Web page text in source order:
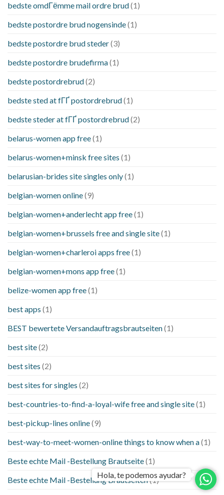
bedste omdГёmme mail ordre brud(1)
bedste postordre brud nogensinde(1)
bedste postordre brud steder(3)
bedste postordre brudefirma(1)
bedste postordrebrud(2)
bedste sted at fГҐ postordrebrud(1)
bedste steder at fГҐ postordrebrud(2)
belarus-women app free(1)
belarus-women+minsk free sites (1)
belarusian-brides site singles only(1)
belgian-women online(9)
belgian-women+anderlecht app free(1)
belgian-women+brussels free and single site(1)
belgian-women+charleroi apps free(1)
belgian-women+mons app free(1)
belize-women app free(1)
best apps (1)
BEST bewertete Versandauftragsbrautseiten(1)
best site(2)
best sites (2)
best sites for singles (2)
best-countries-to-find-a-loyal-wife free and single site(1)
best-pickup-lines online(9)
best-way-to-meet-women-online things to know when a(1)
Beste echte Mail -Bestellung Brautseite(1)
Beste echte Mail -Bestellung Brautseiten(1)
Hola, te podemos ayudar?